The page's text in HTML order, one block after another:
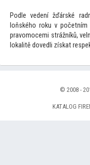
Podle vedení žďárské
loňského roku v
pravomocemi strážníků,
lokalitě dovedli získat
© 2008 -
KATALOG